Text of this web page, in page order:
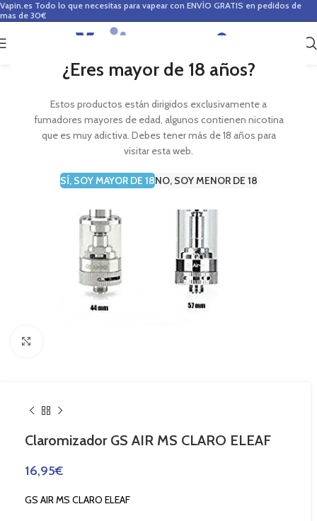
¿Eres mayor de 18 años?
Estos productos están dirigidos exclusivamente a
fumadores mayores de edad, algunos contienen nicotina
que es muy adictiva. Debes tener más de 18 años para
visitar esta web.
SÍ, SOY MAYOR DE 18NO, SOY MENOR DE 18
Vapin.es Todo lo que necesitas para vapear con ENVÍO GRATIS en pedidos de
mas de 30€
0
Claromizador GS AIR MS CLARO ELEAF
16,95€
GS AIR MS CLARO ELEAF